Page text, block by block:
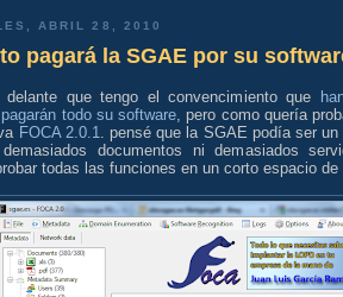
ABRIL 28, 2010
pagará la SGAE por su
delante que tengo el convencimiento que
todo su software , pero como quería
FOCA 2.0.1
. pensé que la SGAE podía ser
documentos ni demasiados
todas las funciones en un corto espacio de